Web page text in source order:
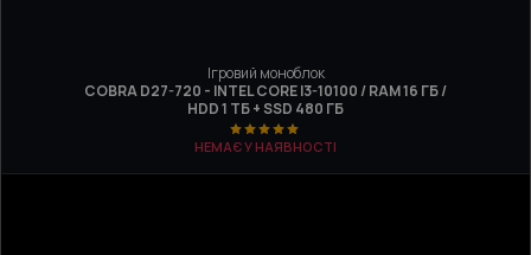
Ігровий моноблок
COBRA D27-720 - INTEL CORE I3-10100 / RAM 16 ГБ /
HDD 1 ТБ + SSD 480 ГБ
НЕМАЄ У НАЯВНОСТІ